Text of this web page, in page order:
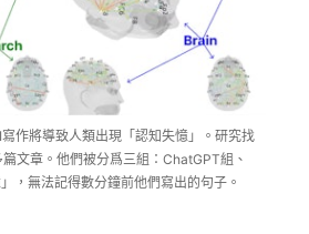
作將導致人類出現「認知失憶」。研究找
文章。他們被分爲三組：ChatGPT組、
，無法記得數分鐘前他們寫出的句子。